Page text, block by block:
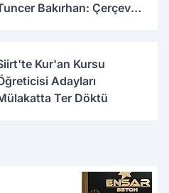
Bakırhan: Çerçeve
Kur'an Kursu
Adayları
Ter Döktü